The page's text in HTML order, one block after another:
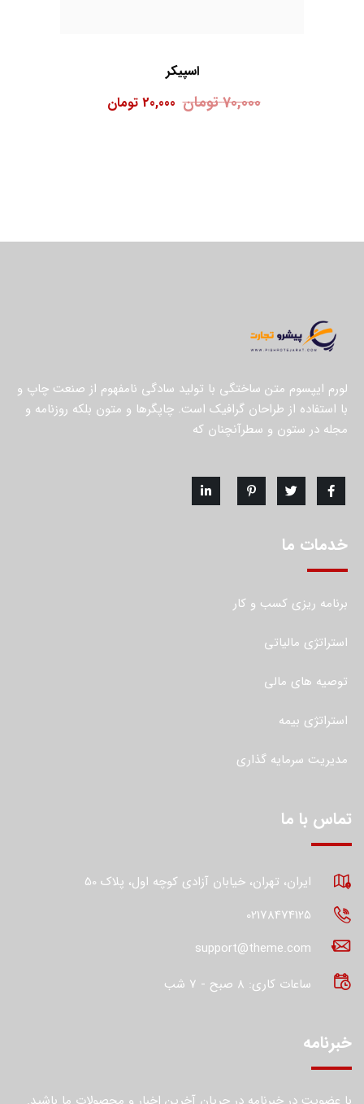
اسپیکر
70,000تومان 20,000 تومان
لورم ایپسوم متن ساختگی با تولید سادگی نامفهوم از صنعت چاپ و
با استفاده از طراحان گرافیک است. چاپگرها و متون بلکه روزنامه و
مجله در ستون و سطرآنچنان که
خدمات ما
برنامه ریزی کسب و کار
استراتژی مالیاتی
توصیه های مالی
استراتژی بیمه
مدیریت سرمایه گذاری
تماس با ما
ایران، تهران، خیابان آزادی کوچه اول، پلاک 50
02178474125
support@theme.com
ساعات کاری: 8 صبح - 7 شب
خبرنامه